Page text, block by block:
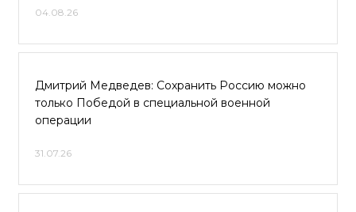
04.08.26
Дмитрий Медведев: Сохранить Россию можно
только Победой в специальной военной
операции
31.07.26